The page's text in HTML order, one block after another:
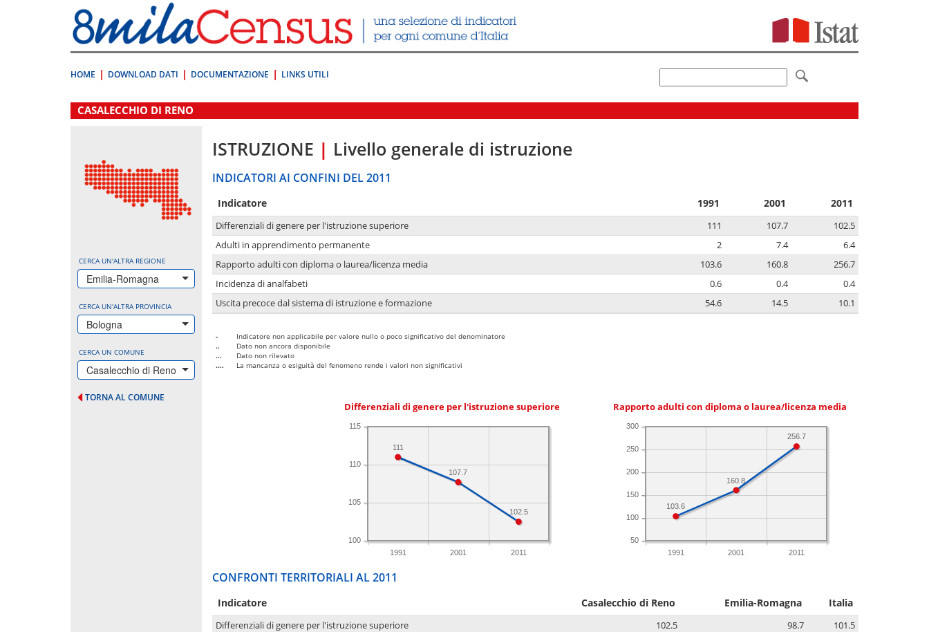
direttamente
a:
Contenuto
HOME DOWNLOAD DATI DOCUMENTAZIONE LINKS UTILI
.
CASALECCHIO DI RENO
CERCA UN'ALTRA REGIONE
Emilia-Romagna
CERCA UN'ALTRA PROVINCIA
Bologna
CERCA UN COMUNE
Casalecchio di Reno
TORNA AL COMUNE
ISTRUZIONE | Livello generale di istruzione
INDICATORI AI CONFINI DEL 2011
Indicatore 1991 2001 2011
Differenziali di genere per l'istruzione superiore 111 107.7
102.5
Adulti in apprendimento permanente
2 7.4
6.4
Rapporto adulti con diploma o laurea/licenza media
103.6 160.8
256.7
Incidenza di analfabeti
0.6 0.4
0.4
Uscita precoce dal sistema di istruzione e formazione
54.6 14.5 10.1
-
Indicatore non applicabile per valore nullo o poco significativo del denominatore
..
Dato non ancora disponibile
...
Dato non rilevato
....
La mancanza o esiguità del fenomeno rende i valori non significativi
Differenziali di genere per l'istruzione superiore
1991 2001 2011
100
105
110
115
102.5
107.7
111
Rapporto adulti con diploma o laurea/licenza media
1991 2001 2011
50
100
150
200
250
300
256.7
160.8
103.6
CONFRONTI TERRITORIALI AL 2011
Indicatore Casalecchio di Reno Emilia-Romagna Italia
Differenziali di genere per l'istruzione superiore 102.5 98.7
101.5